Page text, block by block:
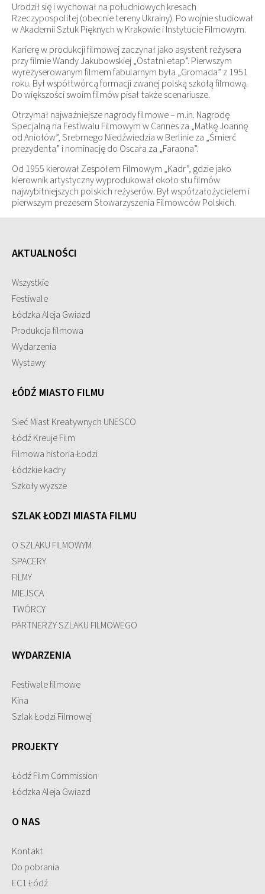
Urodził się i wychował na południowych kresach
Rzeczypospolitej (obecnie tereny Ukrainy). Po wojnie studiował
w Akademii Sztuk Pięknych w Krakowie i Instytucie Filmowym.
Karierę w produkcji filmowej zaczynał jako asystent reżysera
przy filmie Wandy Jakubowskiej „Ostatni etap”. Pierwszym
wyreżyserowanym filmem fabularnym była „Gromada” z 1951
roku. Był współtwórcą formacji zwanej polską szkołą filmową.
Do większości swoim filmów pisał także scenariusze.
Otrzymał najważniejsze nagrody filmowe – m.in. Nagrodę
Specjalną na Festiwalu Filmowym w Cannes za „Matkę Joannę
od Aniołów”, Srebrnego Niedźwiedzia w Berlinie za „Śmierć
prezydenta” i nominację do Oscara za „Faraona”.
Od 1955 kierował Zespołem Filmowym „Kadr”, gdzie jako
kierownik artystyczny wyprodukował około stu filmów
najwybitniejszych polskich reżyserów. Był współzałożycielem i
pierwszym prezesem Stowarzyszenia Filmowców Polskich.
AKTUALNOŚCI
Wszystkie
Festiwale
Łódzka Aleja Gwiazd
Produkcja filmowa
Wydarzenia
Wystawy
ŁÓDŹ MIASTO FILMU
Sieć Miast Kreatywnych UNESCO
Łódź Kreuje Film
Filmowa historia Łodzi
Łódzkie kadry
Szkoły wyższe
SZLAK ŁODZI MIASTA FILMU
O SZLAKU FILMOWYM
SPACERY
FILMY
MIEJSCA
TWÓRCY
PARTNERZY SZLAKU FILMOWEGO
WYDARZENIA
Festiwale filmowe
Kina
Szlak Łodzi Filmowej
PROJEKTY
Łódź Film Commission
Łódzka Aleja Gwiazd
O NAS
Kontakt
Do pobrania
EC1 Łódź